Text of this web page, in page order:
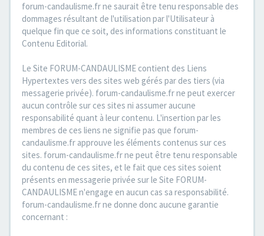
forum-candaulisme.fr ne saurait être tenu responsable des
dommages résultant de l'utilisation par l'Utilisateur à
quelque fin que ce soit, des informations constituant le
Contenu Editorial.
Le Site FORUM-CANDAULISME contient des Liens
Hypertextes vers des sites web gérés par des tiers (via
messagerie privée). forum-candaulisme.fr ne peut exercer
aucun contrôle sur ces sites ni assumer aucune
responsabilité quant à leur contenu. L'insertion par les
membres de ces liens ne signifie pas que forum-
candaulisme.fr approuve les éléments contenus sur ces
sites. forum-candaulisme.fr ne peut être tenu responsable
du contenu de ces sites, et le fait que ces sites soient
présents en messagerie privée sur le Site FORUM-
CANDAULISME n'engage en aucun cas sa responsabilité.
forum-candaulisme.fr ne donne donc aucune garantie
concernant :